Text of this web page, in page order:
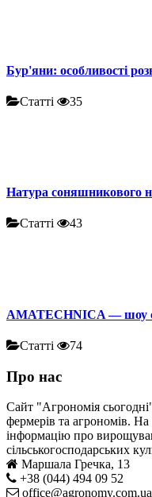
Бур'яни: особливості
Статті 35
Натура соняшникового
Статті 43
AMATECHNICA — шоу
Статті 74
Про нас
Сайт "Агрономія
фермерів та агрономів.
інформацію про
сільськогосподарських
Маршала Гречка, 13
+38 (044) 494 09 52
office@agronomy.com.ua